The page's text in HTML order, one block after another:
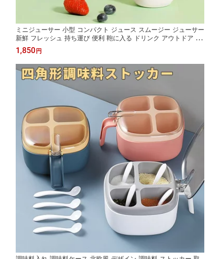
ミニジューサー 小型 コンパクト ジュース スムージー ジューサー
新鮮 フレッシュ 持ち運び 便利 鞄に入る ドリンク アウトドア US
B充電 300ml 6-8杯分 簡単操作 ミキサー 高速回転 ジョギング キ
ャンプ 飲み物 AS PP
1,850 円